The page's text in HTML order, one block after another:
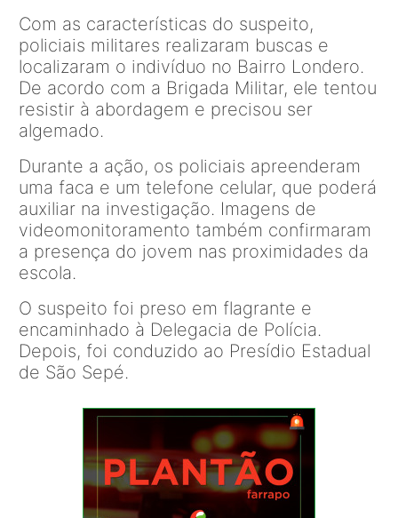
Com as características do suspeito,
policiais militares realizaram buscas e
localizaram o indivíduo no Bairro Londero.
De acordo com a Brigada Militar, ele tentou
resistir à abordagem e precisou ser
algemado.
Durante a ação, os policiais apreenderam
uma faca e um telefone celular, que poderá
auxiliar na investigação. Imagens de
videomonitoramento também confirmaram
a presença do jovem nas proximidades da
escola.
O suspeito foi preso em flagrante e
encaminhado à Delegacia de Polícia.
Depois, foi conduzido ao Presídio Estadual
de São Sepé.